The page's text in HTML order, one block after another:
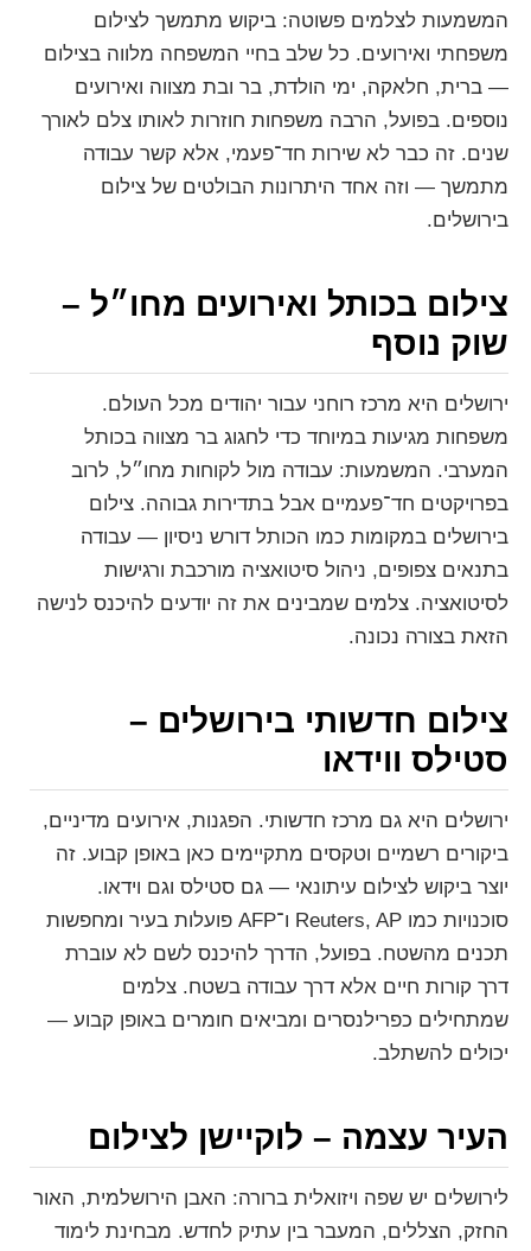
המשמעות לצלמים פשוטה: ביקוש מתמשך לצילום
משפחתי ואירועים. כל שלב בחיי המשפחה מלווה בצילום
— ברית, חלאקה, ימי הולדת, בר ובת מצווה ואירועים
נוספים. בפועל, הרבה משפחות חוזרות לאותו צלם לאורך
שנים. זה כבר לא שירות חד־פעמי, אלא קשר עבודה
מתמשך — וזה אחד היתרונות הבולטים של צילום
בירושלים.
צילום בכותל ואירועים מחו״ל –
שוק נוסף
ירושלים היא מרכז רוחני עבור יהודים מכל העולם.
משפחות מגיעות במיוחד כדי לחגוג בר מצווה בכותל
המערבי. המשמעות: עבודה מול לקוחות מחו״ל, לרוב
בפרויקטים חד־פעמיים אבל בתדירות גבוהה. צילום
בירושלים במקומות כמו הכותל דורש ניסיון — עבודה
בתנאים צפופים, ניהול סיטואציה מורכבת ורגישות
לסיטואציה. צלמים שמבינים את זה יודעים להיכנס לנישה
הזאת בצורה נכונה.
צילום חדשותי בירושלים –
סטילס ווידאו
ירושלים היא גם מרכז חדשותי. הפגנות, אירועים מדיניים,
ביקורים רשמיים וטקסים מתקיימים כאן באופן קבוע. זה
יוצר ביקוש לצילום עיתונאי — גם סטילס וגם וידאו.
סוכנויות כמו Reuters, AP ו־AFP פועלות בעיר ומחפשות
תכנים מהשטח. בפועל, הדרך להיכנס לשם לא עוברת
דרך קורות חיים אלא דרך עבודה בשטח. צלמים
שמתחילים כפרילנסרים ומביאים חומרים באופן קבוע —
יכולים להשתלב.
העיר עצמה – לוקיישן לצילום
לירושלים יש שפה ויזואלית ברורה: האבן הירושלמית, האור
החזק, הצללים, המעבר בין עתיק לחדש. מבחינת לימוד